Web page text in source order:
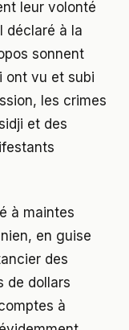
leur volonté
déclaré à la
sonnent
ont vu et subi
les crimes
et des
à maintes
en guise
des
de dollars
à